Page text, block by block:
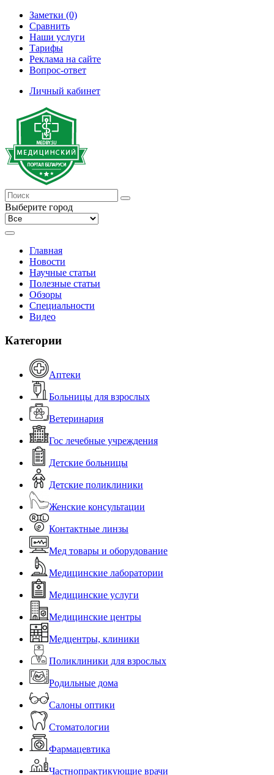
Заметки (0)
Сравнить
Наши услуги
Тарифы
Реклама на сайте
Вопрос-ответ
Личный кабинет
Выберите город
Главная
Новости
Научные статьи
Полезные статьи
Обзоры
Специальности
Видео
Категории
Аптеки
Больницы для взрослых
Ветеринария
Гос лечебные учреждения
Детские больницы
Детские поликлиники
Женские консультации
Контактные линзы
Мед товары и оборудование
Медицинские лаборатории
Медицинские услуги
Медицинские центры
Медцентры, клиники
Поликлиники для взрослых
Родильные дома
Салоны оптики
Стоматологии
Фармацевтика
Частнопрактикующие врачи